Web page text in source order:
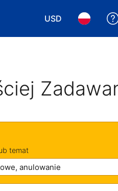
USD
Wybierz walutę.
Wybierz
temat